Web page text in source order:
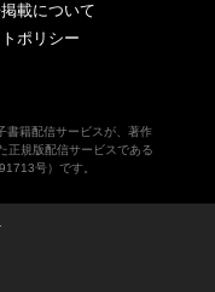
載について
ポリシー
書籍配信サービスが、著作
正規版配信サービスである
号）です。